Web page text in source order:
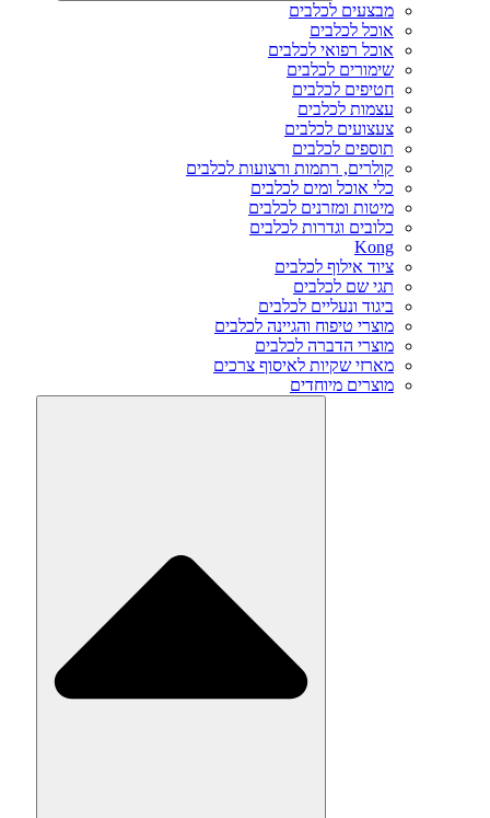
מבצעים לכלבים
אוכל לכלבים
אוכל רפואי לכלבים
שימורים לכלבים
חטיפים לכלבים
עצמות לכלבים
צעצועים לכלבים
תוספים לכלבים
קולרים, רתמות ורצועות לכלבים
כלי אוכל ומים לכלבים
מיטות ומזרנים לכלבים
כלובים וגדרות לכלבים
Kong
ציוד אילוף לכלבים
תגי שם לכלבים
ביגוד ונעליים לכלבים
מוצרי טיפוח והגיינה לכלבים
מוצרי הדברה לכלבים
מארזי שקיות לאיסוף צרכים
מוצרים מיוחדים